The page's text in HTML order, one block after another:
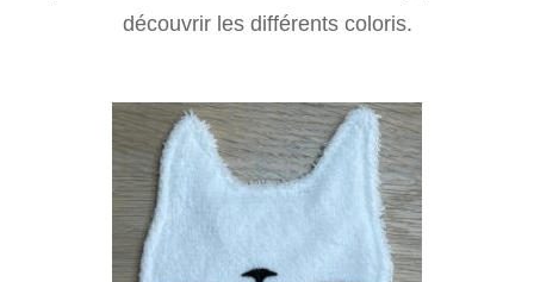
découvrir les différents coloris.